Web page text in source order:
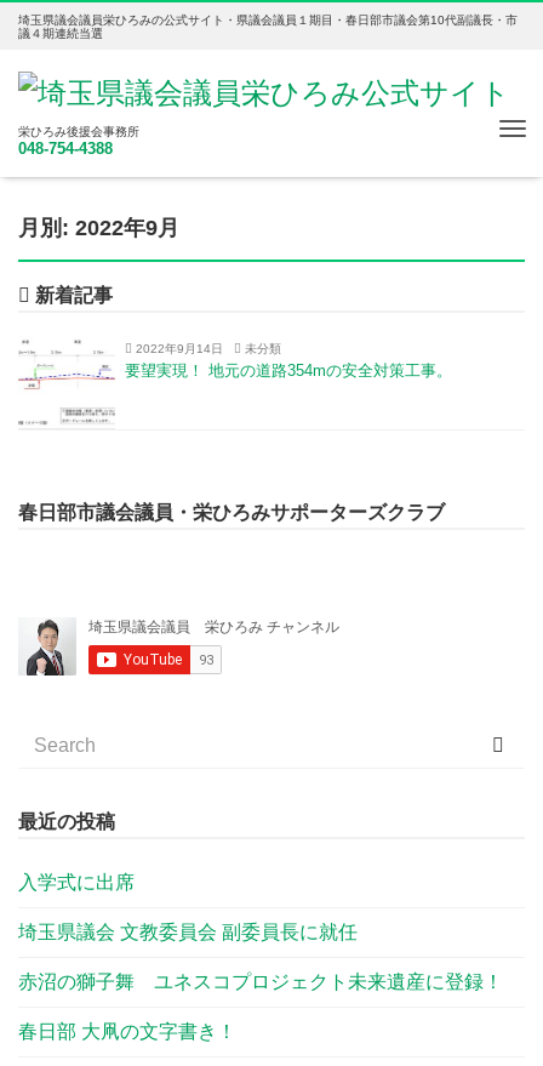
埼玉県議会議員栄ひろみの公式サイト・県議会議員１期目・春日部市議会第10代副議長・市
議４期連続当選
栄ひろみ後援会事務所
048-754-4388
月別: 2022年9月
新着記事
2022年9月14日 未分類
要望実現！ 地元の道路354mの安全対策工事。
春日部市議会議員・栄ひろみサポーターズクラブ
最近の投稿
入学式に出席
埼玉県議会 文教委員会 副委員長に就任
赤沼の獅子舞 ユネスコプロジェクト未来遺産に登録！
春日部 大凧の文字書き！